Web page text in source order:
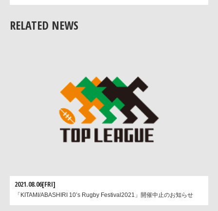
RELATED NEWS
2021.08.06[FRI]
「KITAMI/ABASHIRI 10’s Rugby Festival2021」開催中止のお知らせ